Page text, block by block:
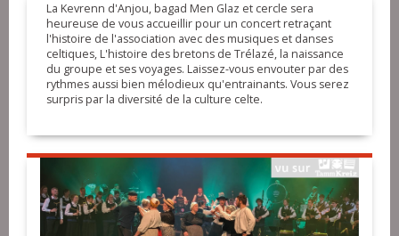
La Kevrenn d'Anjou, bagad Men Glaz et cercle sera
heureuse de vous accueillir pour un concert retraçant
l'histoire de l'association avec des musiques et danses
celtiques, L'histoire des bretons de Trélazé, la naissance
du groupe et ses voyages. Laissez-vous envouter par des
rythmes aussi bien mélodieux qu'entrainants. Vous serez
surpris par la diversité de la culture celte.